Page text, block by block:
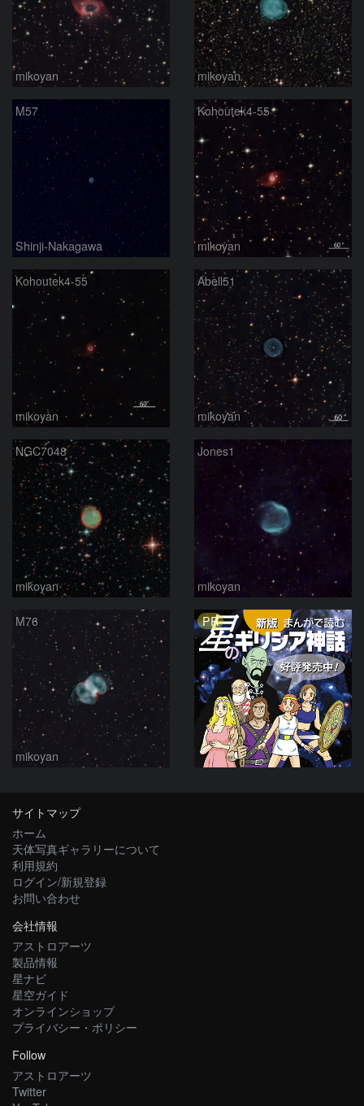
mikoyan mikoyan
M57
Shinji-Nakagawa
Kohoutek4-55
mikoyan
Kohoutek4-55
mikoyan
Abell51
mikoyan
NGC7048
mikoyan
Jones1
mikoyan
M76
mikoyan
PR
サイトマップ
ホーム
天体写真ギャラリーについて
利用規約
ログイン/新規登録
お問い合わせ
会社情報
アストロアーツ
製品情報
星ナビ
星空ガイド
オンラインショップ
プライバシー・ポリシー
Follow
アストロアーツ
Twitter